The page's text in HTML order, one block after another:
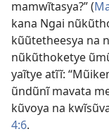
mamwĩtasya?” (
kana Ngai
kũũtetheesya na
nũkũthoketye
yaĩtye atĩĩ:
ũndũnĩ mavata
kũvoya na
4:6.